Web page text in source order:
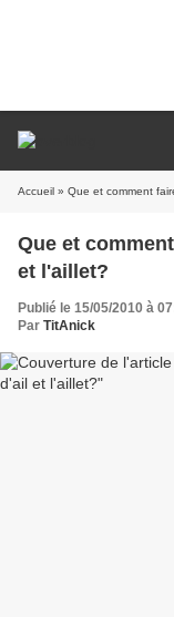
Accueil » Que et comment
Que et
et l'aillet?
Publié le 15/05/2010 à
Par TitAnick